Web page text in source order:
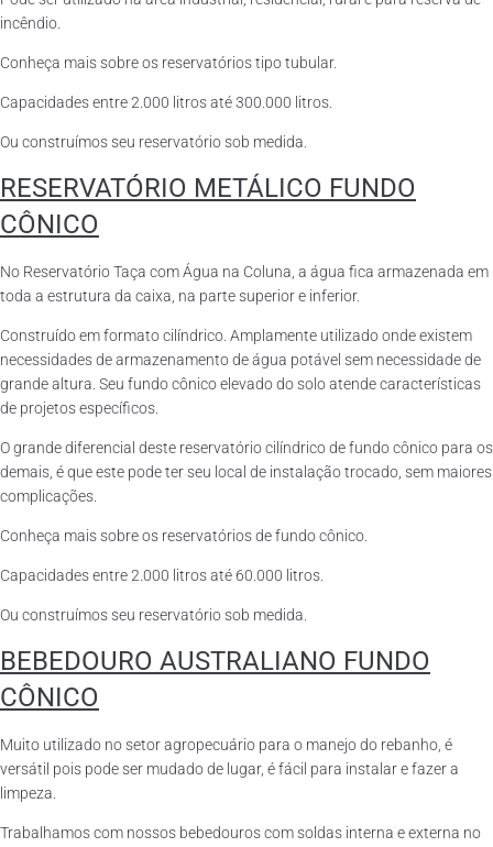
incêndio.
Conheça mais sobre os reservatórios tipo tubular.
Capacidades entre 2.000 litros até 300.000 litros.
Ou construímos seu reservatório sob medida.
RESERVATÓRIO METÁLICO FUNDO
CÔNICO
No Reservatório Taça com Água na Coluna, a água fica armazenada em
toda a estrutura da caixa, na parte superior e inferior.
Construído em formato cilíndrico. Amplamente utilizado onde existem
necessidades de armazenamento de água potável sem necessidade de
grande altura. Seu fundo cônico elevado do solo atende características
de projetos específicos.
O grande diferencial deste reservatório cilíndrico de fundo cônico para os
demais, é que este pode ter seu local de instalação trocado, sem maiores
complicações.
Conheça mais sobre os reservatórios de fundo cônico.
Capacidades entre 2.000 litros até 60.000 litros.
Ou construímos seu reservatório sob medida.
BEBEDOURO AUSTRALIANO FUNDO
CÔNICO
Muito utilizado no setor agropecuário para o manejo do rebanho, é
versátil pois pode ser mudado de lugar, é fácil para instalar e fazer a
limpeza.
Trabalhamos com nossos bebedouros com soldas interna e externa no